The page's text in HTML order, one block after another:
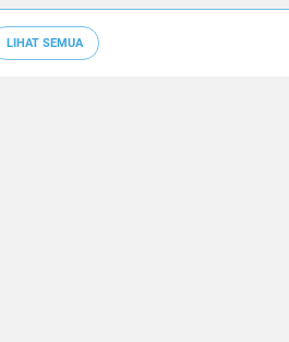
LIHAT SEMUA